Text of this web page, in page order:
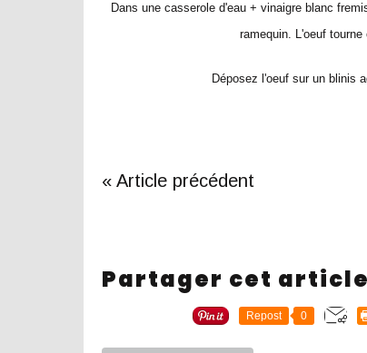
Dans une casserole d'eau + vinaigre blanc
ramequin. L'oeuf
Déposez l'oeuf sur un blinis
« Article précédent
Partager cet article
Repost 0